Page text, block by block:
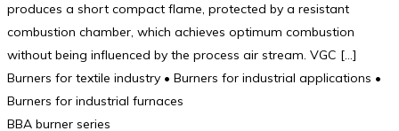
produces a short compact flame, protected by a resistant
combustion chamber, which achieves optimum combustion
without being influenced by the process air stream. VGC […]
Burners for textile industry • Burners for industrial applications •
Burners for industrial furnaces
BBA burner series